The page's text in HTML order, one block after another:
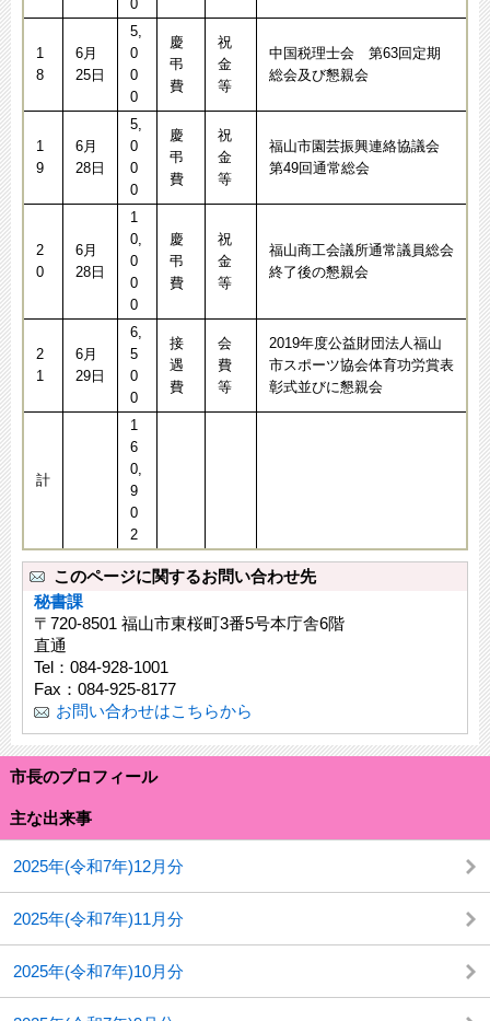
市長のプロフィール
主な出来事
2025年(令和7年)12月分
2025年(令和7年)11月分
2025年(令和7年)10月分
0
1
8
6月
25日
5,
0
0
0
慶
弔
費
祝
金
等
中国税理士会 第63回定期
総会及び懇親会
1
9
6月
28日
5,
0
0
0
慶
弔
費
祝
金
等
福山市園芸振興連絡協議会
第49回通常総会
2
0
6月
28日
1
0,
0
0
0
慶
弔
費
祝
金
等
福山商工会議所通常議員総会
終了後の懇親会
2
1
6月
29日
6,
5
0
0
接
遇
費
会
費
等
2019年度公益財団法人福山
市スポーツ協会体育功労賞表
彰式並びに懇親会
計
1
6
0,
9
0
2
このページに関するお問い合わせ先
秘書課
〒720-8501 福山市東桜町3番5号本庁舎6階
直通
Tel：084-928-1001
Fax：084-925-8177
お問い合わせはこちらから